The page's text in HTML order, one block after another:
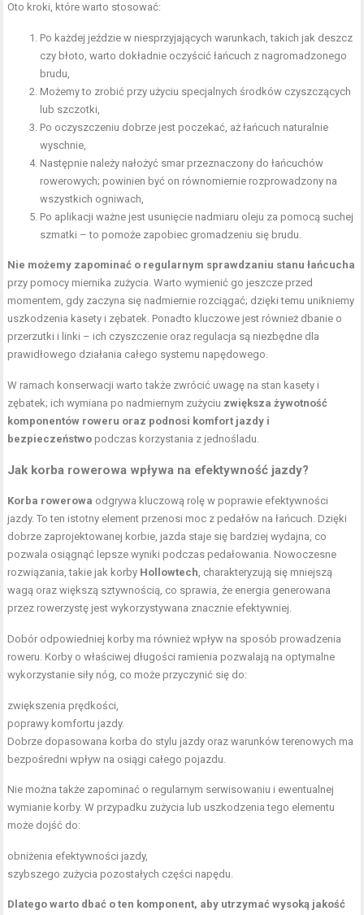
Oto kroki, które warto stosować:
Po każdej jeździe w niesprzyjających warunkach, takich jak deszcz
czy błoto, warto dokładnie oczyścić łańcuch z nagromadzonego
brudu,
Możemy to zrobić przy użyciu specjalnych środków czyszczących
lub szczotki,
Po oczyszczeniu dobrze jest poczekać, aż łańcuch naturalnie
wyschnie,
Następnie należy nałożyć smar przeznaczony do łańcuchów
rowerowych; powinien być on równomiernie rozprowadzony na
wszystkich ogniwach,
Po aplikacji ważne jest usunięcie nadmiaru oleju za pomocą suchej
szmatki – to pomoże zapobiec gromadzeniu się brudu.
Nie możemy zapominać o regularnym sprawdzaniu stanu łańcucha
przy pomocy miernika zużycia. Warto wymienić go jeszcze przed
momentem, gdy zaczyna się nadmiernie rozciągać; dzięki temu unikniemy
uszkodzenia kasety i zębatek. Ponadto kluczowe jest również dbanie o
przerzutki i linki – ich czyszczenie oraz regulacja są niezbędne dla
prawidłowego działania całego systemu napędowego.
W ramach konserwacji warto także zwrócić uwagę na stan kasety i
zębatek; ich wymiana po nadmiernym zużyciu zwiększa żywotność
komponentów roweru oraz podnosi komfort jazdy i
bezpieczeństwo podczas korzystania z jednośladu.
Jak korba rowerowa wpływa na efektywność jazdy?
Korba rowerowa odgrywa kluczową rolę w poprawie efektywności
jazdy. To ten istotny element przenosi moc z pedałów na łańcuch. Dzięki
dobrze zaprojektowanej korbie, jazda staje się bardziej wydajna, co
pozwala osiągnąć lepsze wyniki podczas pedałowania. Nowoczesne
rozwiązania, takie jak korby Hollowtech, charakteryzują się mniejszą
wagą oraz większą sztywnością, co sprawia, że energia generowana
przez rowerzystę jest wykorzystywana znacznie efektywniej.
Dobór odpowiedniej korby ma również wpływ na sposób prowadzenia
roweru. Korby o właściwej długości ramienia pozwalają na optymalne
wykorzystanie siły nóg, co może przyczynić się do:
zwiększenia prędkości,
poprawy komfortu jazdy.
Dobrze dopasowana korba do stylu jazdy oraz warunków terenowych ma
bezpośredni wpływ na osiągi całego pojazdu.
Nie można także zapominać o regularnym serwisowaniu i ewentualnej
wymianie korby. W przypadku zużycia lub uszkodzenia tego elementu
może dojść do:
obniżenia efektywności jazdy,
szybszego zużycia pozostałych części napędu.
Dlatego warto dbać o ten komponent, aby utrzymać wysoką jakość